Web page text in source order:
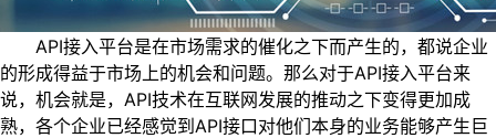
API接入平台是在市场需求的催化之下而产生的，都说企业
的形成得益于市场上的机会和问题。那么对于API接入平台来
说，机会就是，API技术在互联网发展的推动之下变得更加成
熟，各个企业已经感觉到API接口对他们本身的业务能够产生巨